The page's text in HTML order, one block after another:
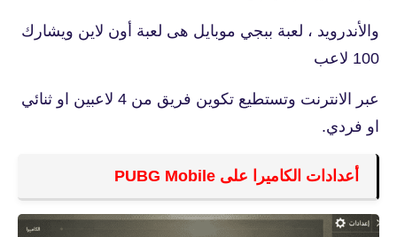
والأندرويد ، لعبة ببجي موبايل هى لعبة أون لاين ويشارك
100 لاعب
عبر الانترنت وتستطيع تكوين فريق من 4 لاعبين او ثنائي
او فردي.
أعدادات الكاميرا على PUBG Mobile